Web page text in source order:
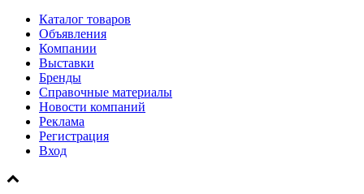
Каталог товаров
Объявления
Компании
Выставки
Бренды
Справочные материалы
Новости компаний
Реклама
Регистрация
Вход